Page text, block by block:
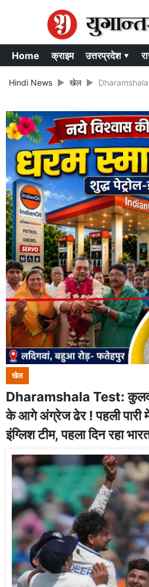
Home क्राइम उत्तरप्रदेश ▾
Hindi News खेल Dharamshala
खेल
Dharamshala Test:
के आगे अंग्रेज ढेर ! पहली पारी
इंग्लिश टीम, पहला दिन रहा